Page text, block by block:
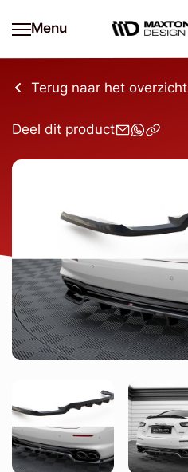
Menu
Terug naar het overzicht
Deel dit product